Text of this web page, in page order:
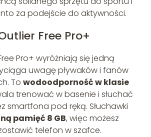
za podejście do aktywności.
Free Pro+
Pro+ wyróżniają się jedną
uwagę pływaków i fanów
To wodoodporność w klasie
trenować w basenie i słuchać
smartfona pod ręką. Słuchawki
pamięć 8 GB, więc możesz
telefon w szafce.